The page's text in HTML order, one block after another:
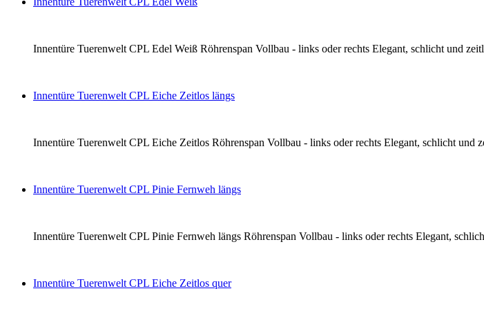
Innentüre Tuerenwelt CPL Edel Weiß Röhrenspan Vollbau - links oder rechts Elegant, schlicht und
Innentüre Tuerenwelt CPL Eiche Zeitlos längs
Innentüre Tuerenwelt CPL Eiche Zeitlos Röhrenspan Vollbau - links oder rechts Elegant, schlicht
Innentüre Tuerenwelt CPL Pinie Fernweh längs
Innentüre Tuerenwelt CPL Pinie Fernweh längs Röhrenspan Vollbau - links oder rechts Elegant,
Innentüre Tuerenwelt CPL Eiche Zeitlos quer